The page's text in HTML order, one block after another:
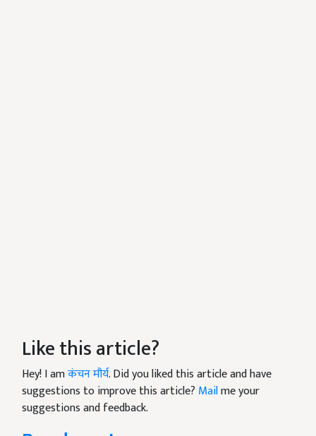
Like this article?
Hey! I amकंचन मौर्य. Did you liked this article and have
suggestions to improve this article? Mailme your
suggestions and feedback.